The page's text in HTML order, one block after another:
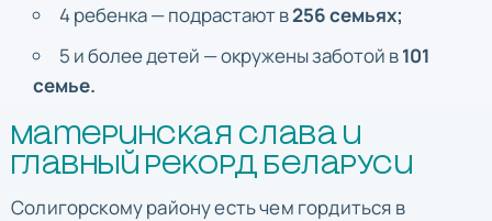
4 ребенка — подрастают в256 семьях;
5 и более детей — окружены заботой в101
семье.
Материнская слава и
главный рекорд Беларуси
Солигорскому району есть чем гордиться в